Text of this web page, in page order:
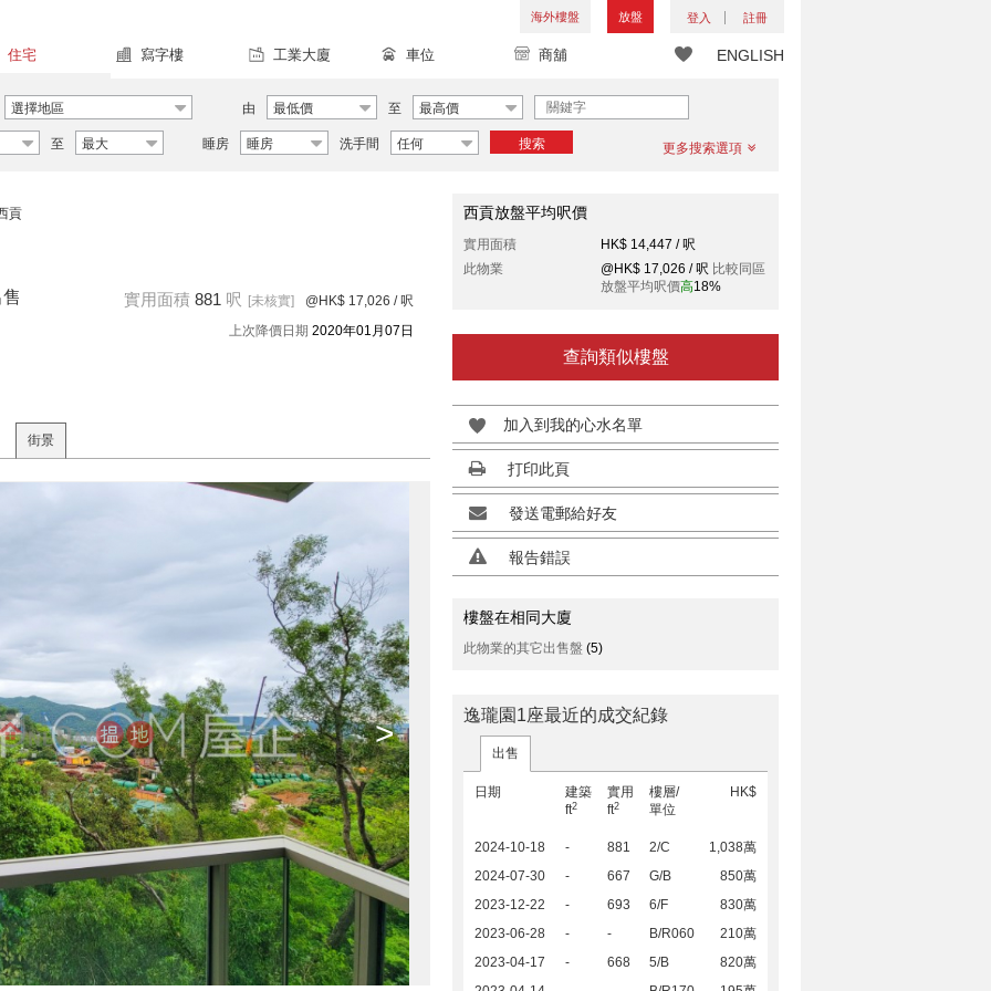
海外樓盤 放盤 登入 註冊
ENGLISH
住宅 寫字樓 工業大廈 車位 商舖
選擇地區 由 最低價 至 最高價
至 最大 睡房 睡房 洗手間 任何 搜索 更多搜索選項
貢
實用面積 881 呎 [未核實] @HK$ 17,026 / 呎
上次降價日期 2020年01月07日
街景
>
西貢放盤平均呎價
實用面積
HK$ 14,447 / 呎
此物業
@HK$ 17,026 / 呎 比較同區
放盤平均呎價高18%
查詢類似樓盤
加入到我的心水名單
打印此頁
發送電郵給好友
報告錯誤
樓盤在相同大廈
此物業的其它出售盤 (5)
逸瓏園1座最近的成交紀錄
出售
日期
建築
ft2
實用
ft2
樓層/
單位
HK$
2024-10-18 - 881 2/C
1,038萬
2024-07-30
- 667 G/B
850萬
2023-12-22
- 693 6/F
830萬
2023-06-28
- - B/R060
210萬
2023-04-17
- 668 5/B
820萬